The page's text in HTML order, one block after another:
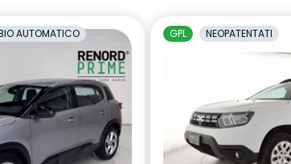
conducente regolabile in
di parcheggio posteriori
di rilevamento stato di
del conducente
multifunzione
AUTOMATICO GPL NEOPATENTATI